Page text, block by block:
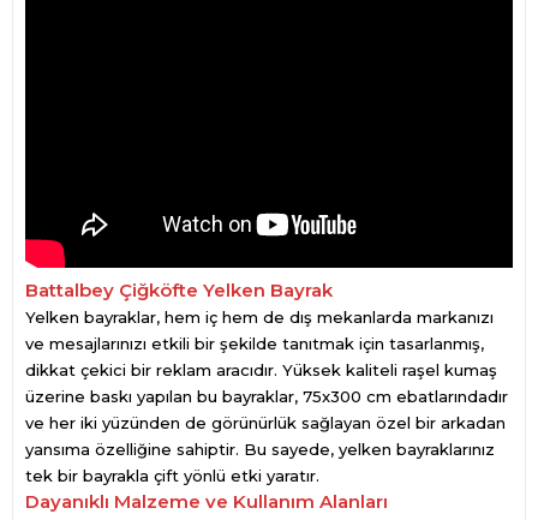
Battalbey Çiğköfte Yelken Bayrak
Yelken bayraklar, hem iç hem de dış mekanlarda markanızı
ve mesajlarınızı etkili bir şekilde tanıtmak için tasarlanmış,
dikkat çekici bir reklam aracıdır. Yüksek kaliteli raşel kumaş
üzerine baskı yapılan bu bayraklar, 75x300 cm ebatlarındadır
ve her iki yüzünden de görünürlük sağlayan özel bir arkadan
yansıma özelliğine sahiptir. Bu sayede, yelken bayraklarınız
tek bir bayrakla çift yönlü etki yaratır.
Dayanıklı Malzeme ve Kullanım Alanları